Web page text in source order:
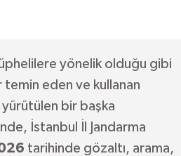
yönelik olduğu gibi
temin eden ve kullanan
yürütülen bir başka
İstanbul İl Jandarma
tarihinde gözaltı, arama,